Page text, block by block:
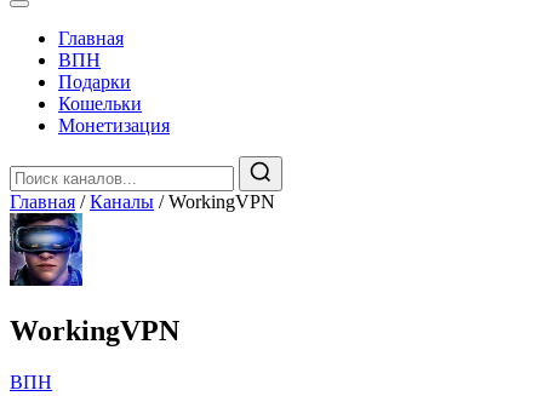
Главная
️ВПН
Подарки
Кошельки
Монетизация
Главная / Каналы / WorkingVPN
WorkingVPN
️ВПН